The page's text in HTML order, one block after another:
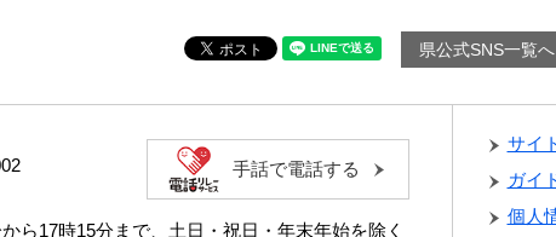
県公式SNS一覧へ
ら17時15分まで、土日・祝日・年末年始を除く
手話で電話する
サイ
ガイ
個人